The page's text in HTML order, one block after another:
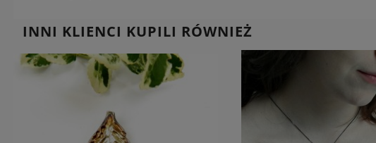
INNI KLIENCI KUPILI RÓWNIEŻ